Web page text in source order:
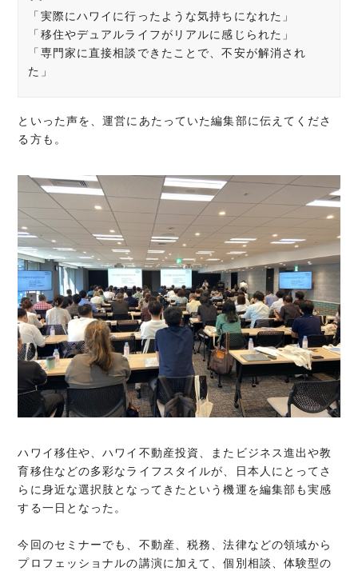
「実際にハワイに行ったような気持ちになれた」
「移住やデュアルライフがリアルに感じられた」
「専門家に直接相談できたことで、不安が解消され
た」
といった声を、運営にあたっていた編集部に伝えてくださ
る方も。
ハワイ移住や、ハワイ不動産投資、またビジネス進出や教
育移住などの多彩なライフスタイルが、日本人にとってさ
らに身近な選択肢となってきたという機運を編集部も実感
する一日となった。
今回のセミナーでも、不動産、税務、法律などの領域から
プロフェッショナルの講演に加えて、個別相談、体験型の